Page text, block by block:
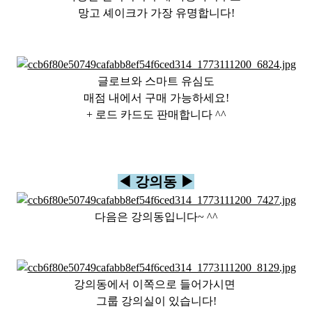
망고 셰이크가 가장 유명합니다!
글로브와 스마트 유심도
매점 내에서 구매 가능하세요!
+ 로드 카드도 판매합니다 ^^
◀ 강의동 ▶
다음은 강의동입니다~ ^^
강의동에서 이쪽으로 들어가시면
그룹 강의실이 있습니다!